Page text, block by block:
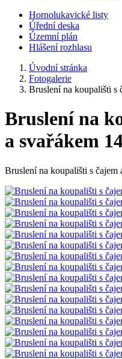
Hornolukavické listy
Úřední deska
Územní plán
Hlášení rozhlasu
Úvodní stránka
Fotogalerie
Bruslení na koupališti s
Bruslení na
a svařákem
Bruslení na koupališti s čajem